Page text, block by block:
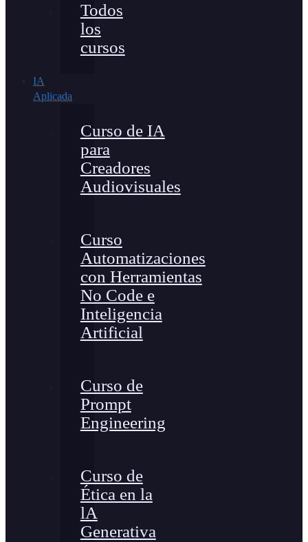
Todos
los
cursos
IA
Aplicada
Curso de IA
para
Creadores
Audiovisuales
Curso
Automatizaciones
con Herramientas
No Code e
Inteligencia
Artificial
Curso de
Prompt
Engineering
Curso de
Ética en la
lA
Generativa